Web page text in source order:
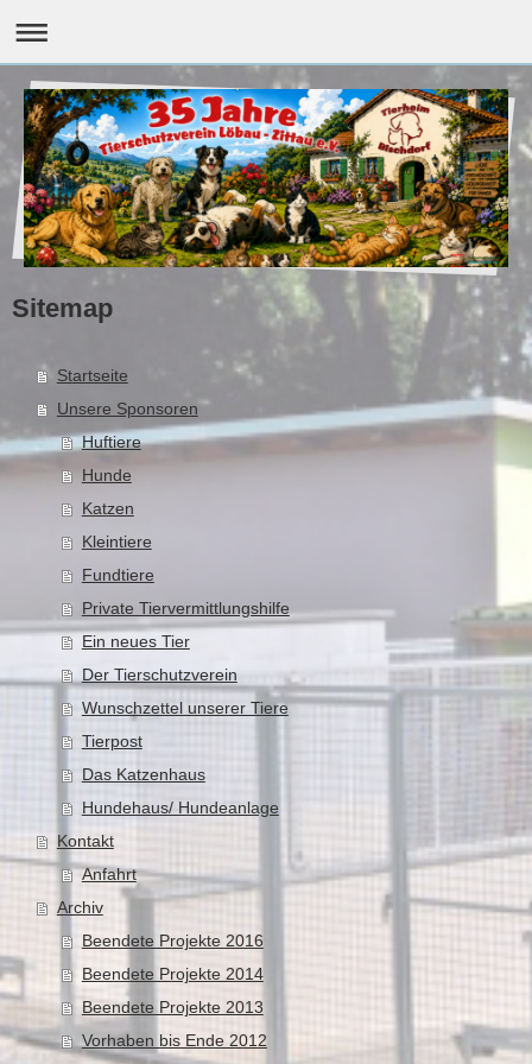
Sitemap
Startseite
Unsere Sponsoren
Huftiere
Hunde
Katzen
Kleintiere
Fundtiere
Private Tiervermittlungshilfe
Ein neues Tier
Der Tierschutzverein
Wunschzettel unserer Tiere
Tierpost
Das Katzenhaus
Hundehaus/ Hundeanlage
Kontakt
Anfahrt
Archiv
Beendete Projekte 2016
Beendete Projekte 2014
Beendete Projekte 2013
Vorhaben bis Ende 2012